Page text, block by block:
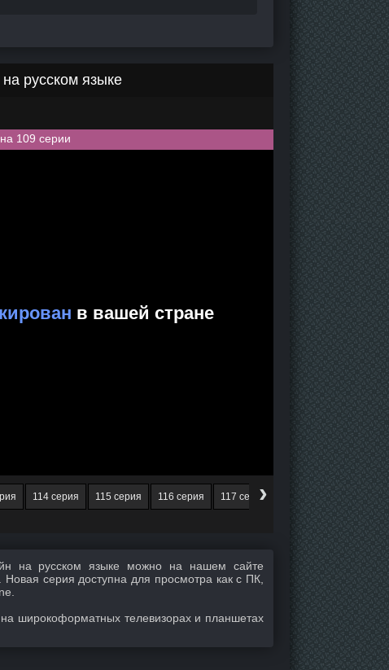
русском языке
109 серии
114 серия 115 серия 116 серия 117 серия 118 серия 119
›
на русском языке можно на нашем сайте
серия доступна для просмотра как с ПК,
широкоформатных телевизорах и планшетах